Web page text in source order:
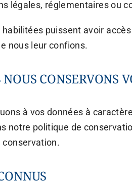
légales, réglementaires ou
puissent avoir
nous leur confions.
CONSERVONS
à vos données à
notre politique de